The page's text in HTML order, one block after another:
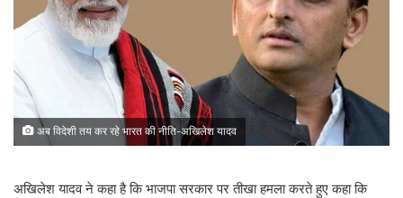
अब विदेशी तय कर रहे भारत की नीति-अखिलेश यादव
अखिलेश यादव ने कहा है कि भाजपा सरकार पर तीखा हमला करते हुए कहा कि